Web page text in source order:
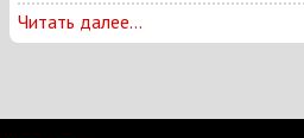
Читать далее...